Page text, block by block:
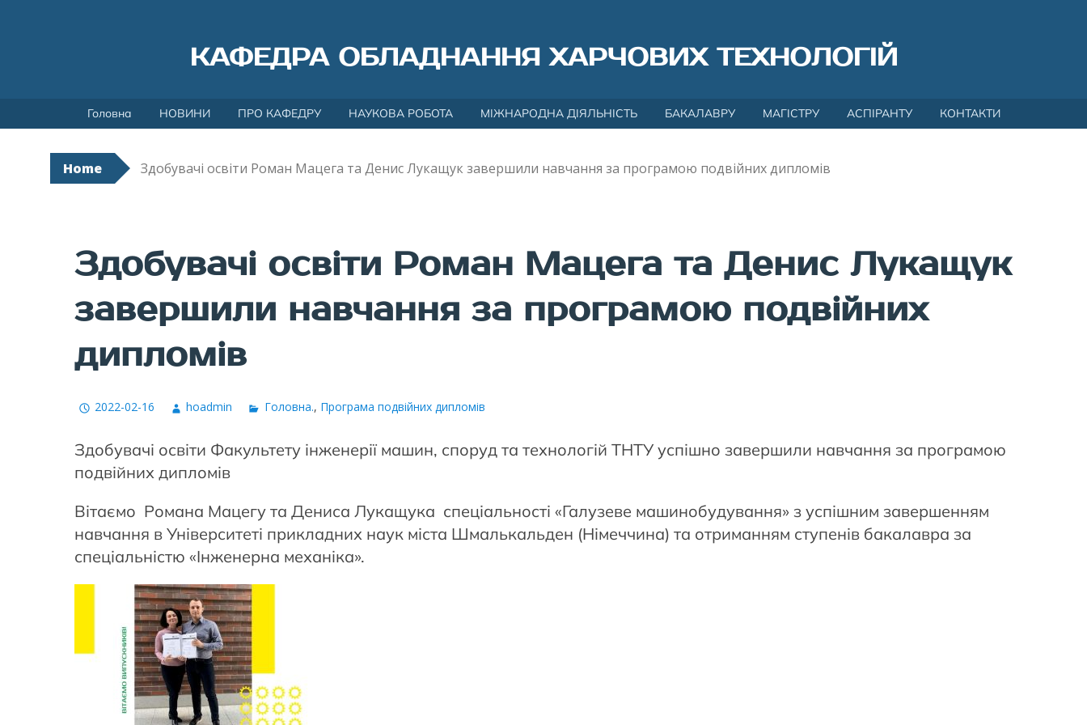
КАФЕДРА ОБЛАДНАННЯ ХАРЧОВИХ ТЕХНОЛОГІЙ
to
Головна НОВИНИ ПРО КАФЕДРУ НАУКОВА РОБОТА МІЖНАРОДНА ДІЯЛЬНІСТЬ БАКАЛАВРУ МАГІСТРУ АСПІРАНТУ КОНТАКТИ
Home Здобувачі освіти Роман Мацега та Денис Лукащук завершили навчання за програмою подвійних дипломів
Здобувачі освіти Роман Мацега та Денис Лукащук
завершили навчання за програмою подвійних
дипломів
2022-02-16 hoadmin Головна., Програма подвійних дипломів
Здобувачі освіти Факультету інженерії машин, споруд та технологій ТНТУ успішно завершили навчання за програмою
подвійних дипломів
Вітаємо Романа Мацегу та Дениса Лукащука спеціальності «Галузеве машинобудування» з успішним завершенням
навчання в Університеті прикладних наук міста Шмалькальден (Німеччина) та отриманням ступенів бакалавра за
спеціальністю «Інженерна механіка».